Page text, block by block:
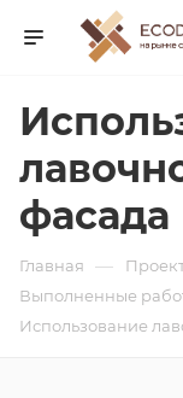
фасада
Главная —
Выполненные
Использование